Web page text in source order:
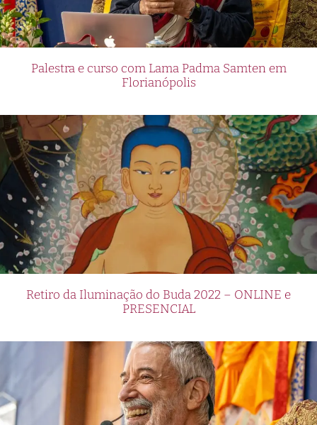
Palestra e curso com Lama Padma Samten em
Florianópolis
Retiro da Iluminação do Buda 2022 – ONLINE e
PRESENCIAL